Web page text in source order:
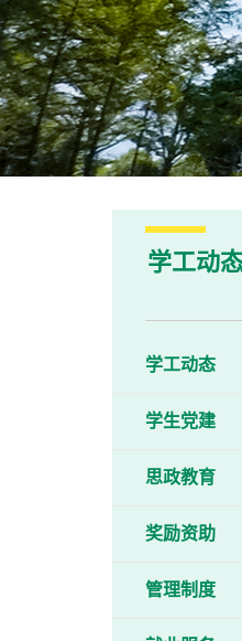
学工动
学工动态
学生党建
思政教育
奖励资助
管理制度